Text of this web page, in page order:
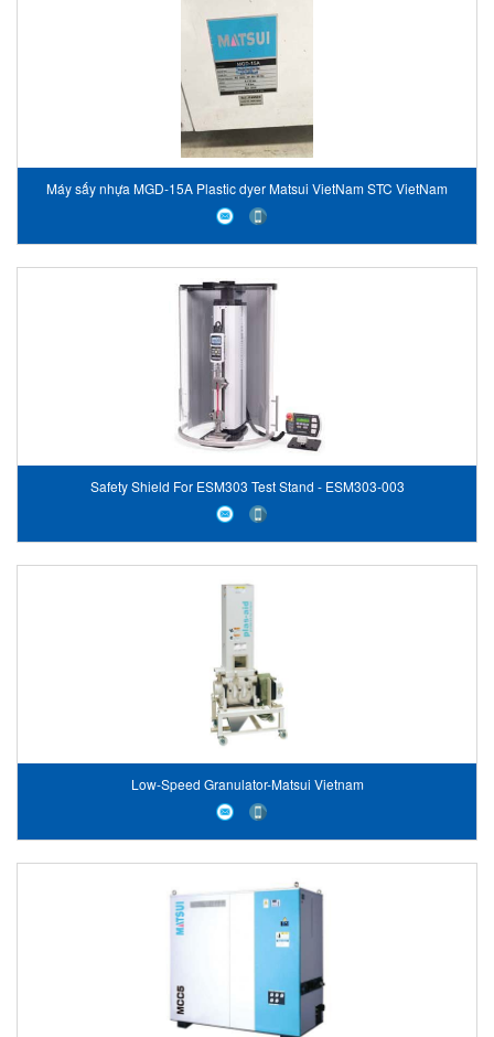
Máy sấy nhựa MGD-15A Plastic dyer Matsui VietNam STC VietNam
Safety Shield For ESM303 Test Stand - ESM303-003
Low-Speed Granulator-Matsui Vietnam